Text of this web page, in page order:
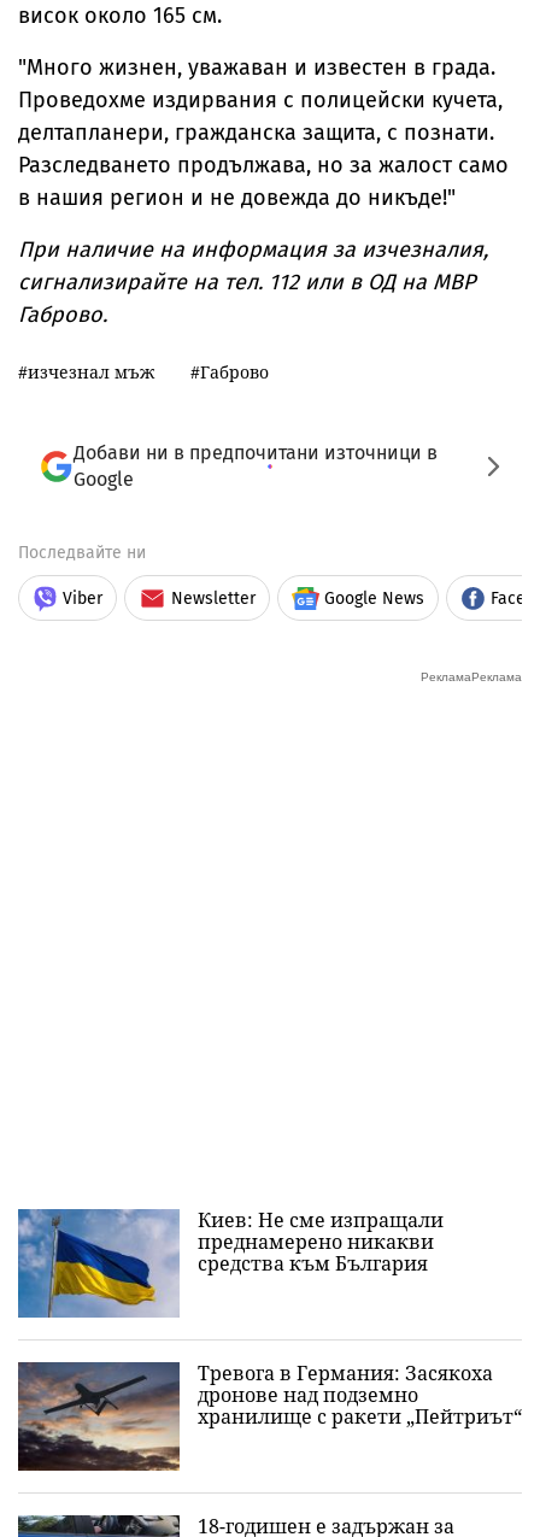
висок около 165 см.
"Много жизнен, уважаван и известен в града.
Проведохме издирвания с полицейски кучета,
делтапланери, гражданска защита, с познати.
Разследването продължава, но за жалост само
в нашия регион и не довежда до никъде!"
При наличие на информация за изчезналия,
сигнализирайте на тел. 112 или в ОД на МВР
Габрово.
изчезнал мъж Габрово
Добави ни в предпочитани източници в
Google
Последвайте ни
Viber Newsletter Google News
Киев: Не сме изпращали
преднамерено никакви
средства към България
Тревога в Германия: Засякоха
дронове над подземно
хранилище с ракети „Пейтриът“
18-годишен е задържан за